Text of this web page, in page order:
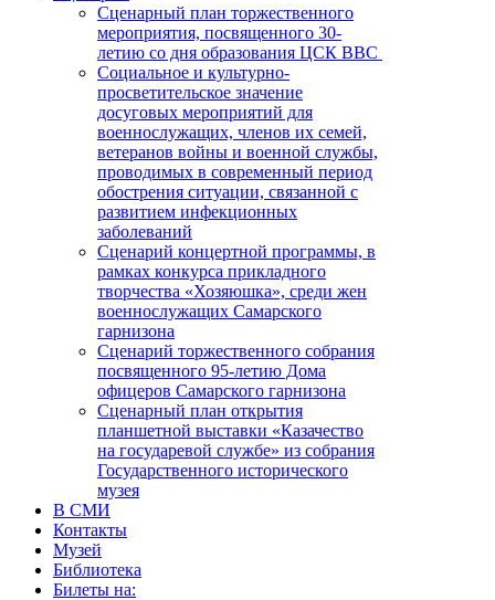
Сценарный план торжественного
мероприятия, посвященного 30-
летию со дня образования ЦСК ВВС
Социальное и культурно-
просветительское значение
досуговых мероприятий для
военнослужащих, членов их семей,
ветеранов войны и военной службы,
проводимых в современный период
обострения ситуации, связанной с
развитием инфекционных
заболеваний
Сценарий концертной программы, в
рамках конкурса прикладного
творчества «Хозяюшка», среди жен
военнослужащих Самарского
гарнизона
Сценарий торжественного собрания
посвященного 95-летию Дома
офицеров Самарского гарнизона
Сценарный план открытия
планшетной выставки «Казачество
на государевой службе» из собрания
Государственного исторического
музея
В СМИ
Контакты
Музей
Библиотека
Билеты на: